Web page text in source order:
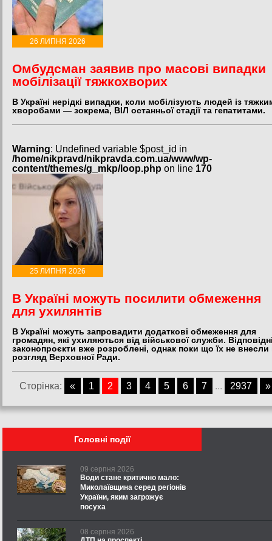
26 ЛИПНЯ 2026
Омбудсман заявив про масові випадки
мобілізації тяжкохворих
В Україні нерідкі випадки, коли мобілізують людей із
хворобами — зокрема, ВІЛ останньої стадії та гепатитами.
Warning: Undefined variable $post_id in
/home/nikpravd/nikpravda.com.ua/www/wp-
content/themes/g_mkp/loop.php on line 170
25 ЛИПНЯ 2026
В Україні можуть посилити обмеження
для ухилянтів
В Україні можуть запровадити додаткові обмеження для
громадян, які ухиляються від військової служби.
законопроєкти вже розроблені, однак поки що їх не внесли
розгляд Верховної Ради.
Сторінка: « 1 2 3 4 5 6 7 ... 2937 »
Головні події
09 серпня 2026
Води стане критично мало:
Миколаївщина серед регіонів
України, яким загрожує
посуха
08 серпня 2026